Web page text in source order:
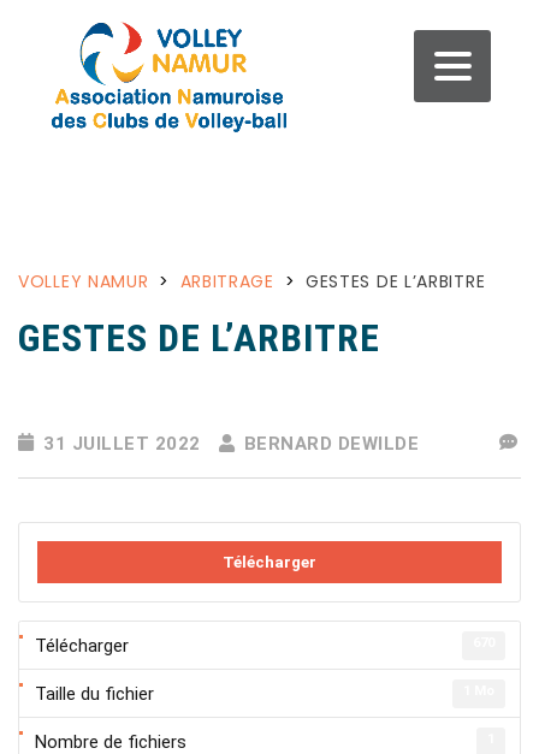
VOLLEY NAMUR > ARBITRAGE > GESTES DE L’ARBITRE
GESTES DE L’ARBITRE
31 JUILLET 2022 BERNARD DEWILDE
Télécharger
Télécharger
Taille du fichier
Nombre de fichiers